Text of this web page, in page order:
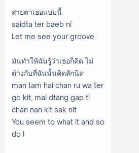
สายตาเธอแบบนี้
saidta ter baeb ni
Let me see your groove
มันทำให้ฉันรู้ว่าเธอก็คิด ไม่
ต่างกับที่ฉันนั้นคิดสักนิด
man tam hai chan ru wa ter
go kit, mai dtang gap ti
chan nan kit sak nit
You seem to what it and so
do I